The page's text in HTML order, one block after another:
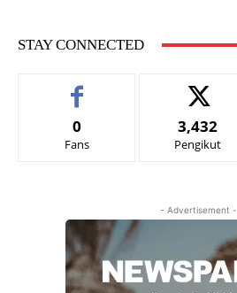
STAY CONNECTED
0
Fans
3,432
Pengikut
- Advertisement -